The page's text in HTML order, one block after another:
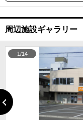
周辺施設ギャラリー
1/14